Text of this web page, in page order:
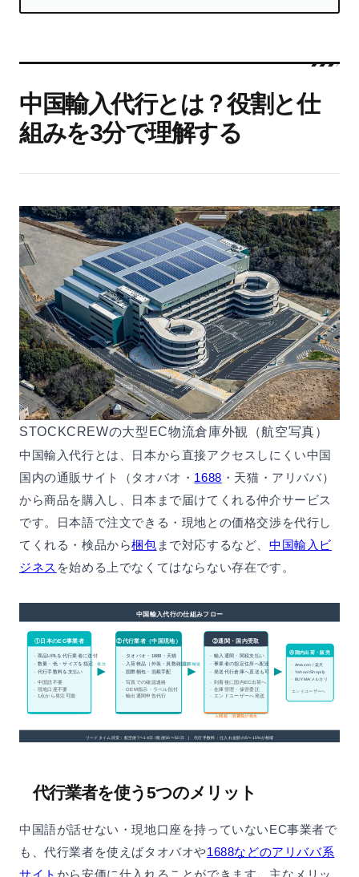
中国輸入代行とは？役割と仕
組みを3分で理解する
STOCKCREWの大型EC物流倉庫外観（航空写真）
中国輸入代行とは、日本から直接アクセスしにくい中国
国内の通販サイト（タオバオ・ 1688 ・天猫・アリババ）
から商品を購入し、日本まで届けてくれる仲介サービス
です。日本語で注文できる・現地との価格交渉を代行し
てくれる・検品から梱包 まで対応するなど、中国輸入ビ
ジネス を始める上でなくてはならない存在です。
中国輸入代行の仕組みフロー
①日本のEC事業者
· 商品URLを代行業者に送付
· 数量・色・サイズを指定
· 代行手数料を支払い
· 中国語不要
· 現地口座不要
· 1点から発注可能
発注
②代行業者（中国現地）
· タオバオ・1688・天猫
· 入荷検品（外装・員数確認）
· 国際梱包・混載手配
· 写真での確認連絡
· OEM指示・ラベル貼付
· 輸出通関申告代行
国際輸送
③通関・国内受取
· 輸入通関・関税支払い
· 事業者の指定住所へ配達
· 発送代行倉庫へ直送も可
· 到着後に国内EC出荷へ
· 在庫管理・保管委託
· エンドユーザーへ発送
⚠ 関税・消費税が発生
④国内出荷・販売
· Amazon / 楽天
· Yahoo!/Shopify
· BUYMA/メルカリ
エンドユーザーへ
リードタイム目安：航空便7〜14日 / 船便30〜50日 | 代行手数料：仕入れ金額の5〜15%が相場
代行業者を使う5つのメリット
中国語が話せない・現地口座を持っていないEC事業者で
も、代行業者を使えばタオバオや1688などのアリババ系
サイト から安価に仕入れることができます。主なメリッ